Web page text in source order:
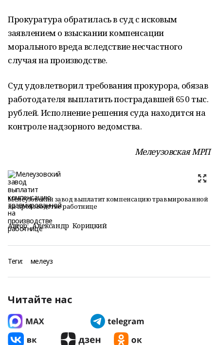
Прокуратура обратилась в суд с исковым
заявлением о взыскании компенсации
морального вреда вследствие несчастного
случая на производстве.
Суд удовлетворил требования прокурора, обязав
работодателя выплатить пострадавшей 650 тыс.
рублей. Исполнение решения суда находится на
контроле надзорного ведомства.
Мелеузовская МРП
Мелеузовский завод выплатит компенсацию травмированной
на производстве работнице
Автор: Александр Корицкий
Теги: мелеуз
Читайте нас